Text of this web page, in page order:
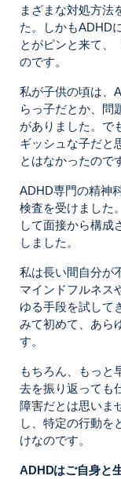
まざまな対処方法
た。しかもADHD
とがピンと来て、
のです。
私が子供の頃は、
らっ子だとか、問
がありました。で
ギッシュな子だと
とはなかったので
ADHD専門の精神
検査を受けました
して面接から構成
しました。
私は長い間自分が
マインドフルネス
ゆる手段を試して
みて初めて、あら
す。
もちろん、もっと
去を振り返っても
障害だとは思いま
し、特定の行動を
けなのです。
ADHDはご自身と